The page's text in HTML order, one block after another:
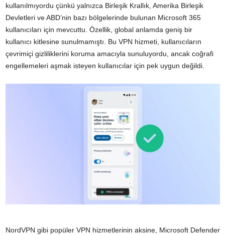
kullanılmıyordu çünkü yalnızca Birleşik Krallık, Amerika Birleşik
Devletleri ve ABD’nin bazı bölgelerinde bulunan Microsoft 365
kullanıcıları için mevcuttu. Özellik, global anlamda geniş bir
kullanıcı kitlesine sunulmamıştı. Bu VPN hizmeti, kullanıcıların
çevrimiçi gizliliklerini koruma amacıyla sunuluyordu, ancak coğrafi
engellemeleri aşmak isteyen kullanıcılar için pek uygun değildi.
NordVPN gibi popüler VPN hizmetlerinin aksine, Microsoft Defender